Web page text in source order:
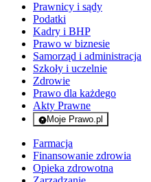
Prawnicy i sądy
Podatki
Kadry i BHP
Prawo w biznesie
Samorząd i administracja
Szkoły i uczelnie
Zdrowie
Prawo dla każdego
Akty Prawne
Moje Prawo.pl
- rejestracja i
Farmacja
Finansowanie zdrowia
Opieka zdrowotna